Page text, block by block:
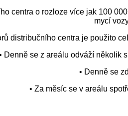
centra o rozloze více jak 100
mycí
distribučního centra je použito
Denně se z areálu odváží několik
• Denně se
• Za měsíc se v areálu